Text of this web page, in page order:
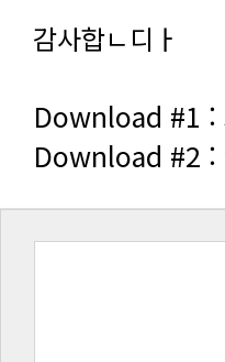
감사합ㄴ디ㅏ
Download #1 :
Download #2 :